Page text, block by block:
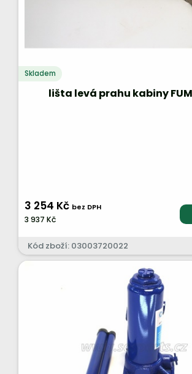
Skladem
lišta levá prahu kabiny
3 254 Kč bez DPH
3 937 Kč
Kód zboží: 03003720022